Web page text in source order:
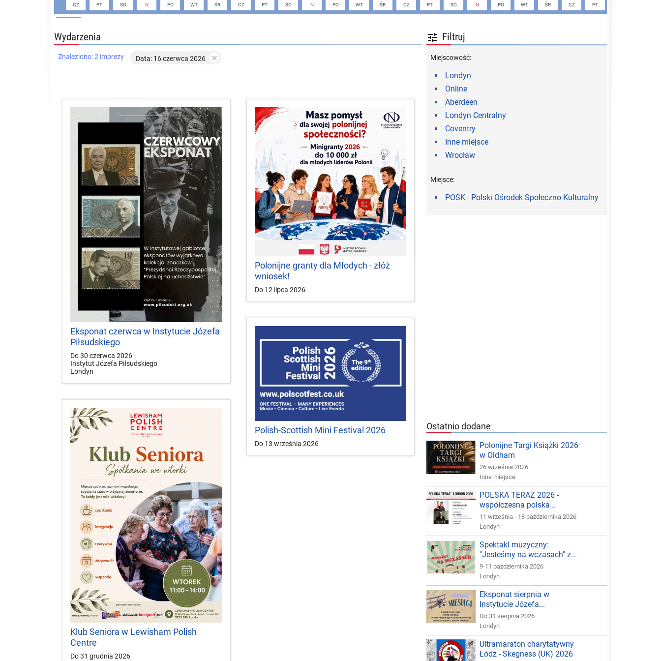
CZ PT SO N PO WT ŚR CZ PT SO N PO WT ŚR CZ PT SO N PO WT ŚR CZ PT
 Filtruj
Miejscowość:
Londyn
Online
Aberdeen
Londyn Centralny
Coventry
Inne miejsce
Wrocław
Miejsce:
POSK - Polski Ośrodek Społeczno-Kulturalny
Wydarzenia

Plakaty

Mapa
local_play
Znaleziono: 2 imprezy Data: 16 czerwca 2026 
Eksponat czerwca w Instytucie Józefa
Piłsudskiego
Do 30 czerwca 2026
Instytut Józefa Piłsudskiego
Londyn
Polonijne granty dla Młodych - złóż
wniosek!
Do 12 lipca 2026
Polish-Scottish Mini Festival 2026
Do 13 września 2026
Klub Seniora w Lewisham Polish
Centre
Do 31 grudnia 2026
Ostatnio dodane
Polonijne Targi Książki 2026
w Oldham
26 września 2026
Inne miejsce
POLSKA TERAZ 2026 -
współczesna polska...
11 września - 18 października 2026
Londyn
Spektakl muzyczny:
"Jesteśmy na wczasach" z...
9-11 października 2026
Londyn
Eksponat sierpnia w
Instytucie Józefa...
Do 31 sierpnia 2026
Londyn
Ultramaraton charytatywny
Łódź - Skegness (UK) 2026